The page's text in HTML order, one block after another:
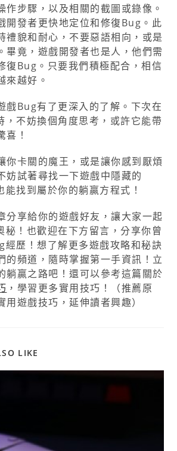
作步驟，以及相關的截圖或錄像。
開發者更快地定位和修復Bug。此
禮貌和耐心，不要惡語相向，或是
畢竟，遊戲開發者也是人，他們需
復Bug。只要我們積極配合，相信
來越好。
戲Bug有了更深入的了解。下次在
，不妨換個角度思考，或許它能帶
喜！
你卡關的魔王，或是讓你感到厭煩
妨試著尋找一下遊戲中隱藏的
找到屬於你的躺贏方程式！
分享給你的遊戲好友，讓大家一起
秘！也歡迎在下方留言，分享你曾
經歷！想了解更多遊戲攻略和秘訣
的頻道，隨時掌握第一手資訊！立
躺贏之路吧！還可以參考這篇關於
，學習更多實用技巧！（推薦原
用遊戲技巧，延伸讀者興趣）
LIKE